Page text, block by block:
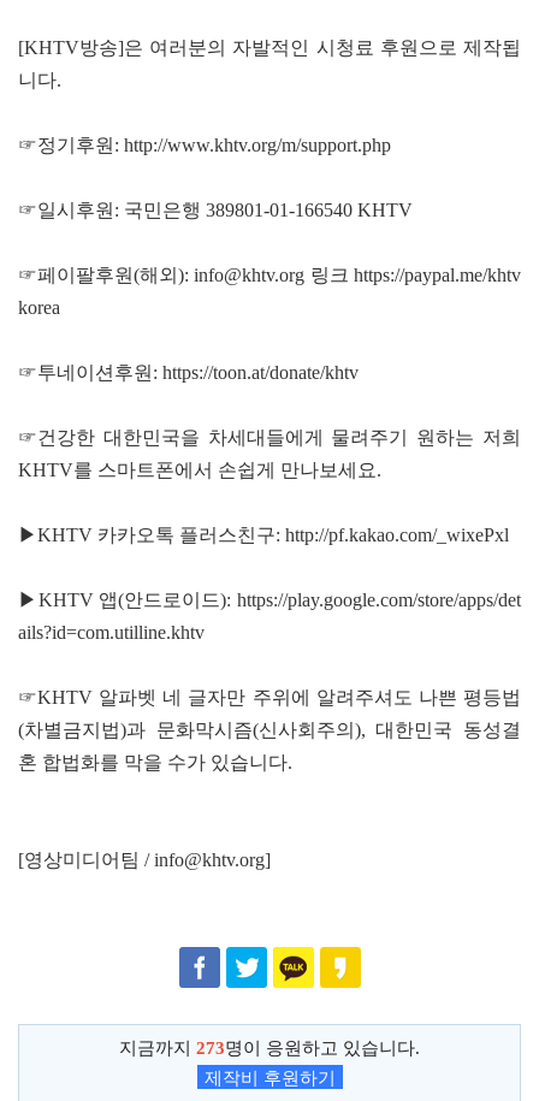
[KHTV방송]은 여러분의 자발적인 시청료 후원으로 제작됩
니다.
☞정기후원: http://www.khtv.org/m/support.php
☞일시후원: 국민은행 389801-01-166540 KHTV
☞페이팔후원(해외): info@khtv.org 링크 https://paypal.me/khtv
korea
☞투네이션후원: https://toon.at/donate/khtv
☞건강한 대한민국을 차세대들에게 물려주기 원하는 저희
KHTV를 스마트폰에서 손쉽게 만나보세요.
▶KHTV 카카오톡 플러스친구: http://pf.kakao.com/_wixePxl
▶KHTV 앱(안드로이드): https://play.google.com/store/apps/det
ails?id=com.utilline.khtv
☞KHTV 알파벳 네 글자만 주위에 알려주셔도 나쁜 평등법
(차별금지법)과 문화막시즘(신사회주의), 대한민국 동성결
혼 합법화를 막을 수가 있습니다.
[영상미디어팀 / info@khtv.org]
지금까지 273명이 응원하고 있습니다.
제작비 후원하기